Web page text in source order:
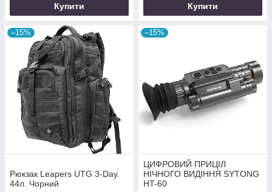
Купити Купити
–15%
Рюкзак Leapers UTG 3-Day.
44л. Чорний
–15%
ЦИФРОВИЙ ПРИЦІЛ
НІЧНОГО ВИДІННЯ SYTONG
HT-60